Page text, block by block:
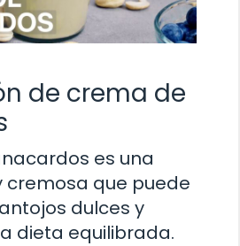
de crema de
es una
cremosa que puede
dulces y
dieta equilibrada.